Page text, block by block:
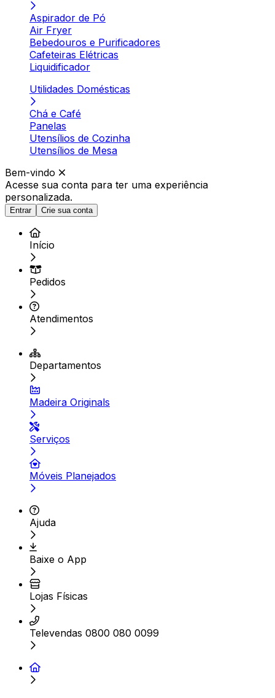
Aspirador de Pó
Air Fryer
Bebedouros e Purificadores
Cafeteiras Elétricas
Liquidificador
Utilidades Domésticas
Chá e Café
Panelas
Utensílios de Cozinha
Utensílios de Mesa
Bem-vindo
Acesse sua conta para ter uma experiência
personalizada.
Entrar Crie sua conta
Início
Pedidos
Atendimentos
Departamentos
Madeira Originals
Serviços
Móveis Planejados
Ajuda
Baixe o App
Lojas Físicas
Televendas 0800 080 0099